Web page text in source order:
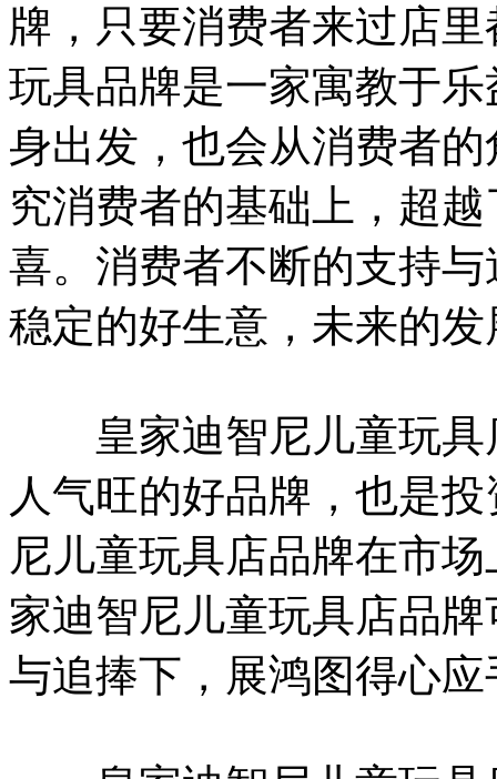
牌，只要消费者来过店
玩具品牌是一家寓教于
身出发，也会从消费者
究消费者的基础上，超
喜。消费者不断的支持
稳定的好生意，未来的
皇家迪智尼儿童玩具
人气旺的好品牌，也是
尼儿童玩具店品牌在市
家迪智尼儿童玩具店品
与追捧下，展鸿图得心